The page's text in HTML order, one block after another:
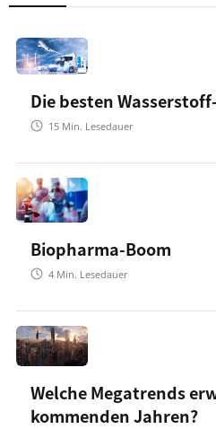
Die besten
15 Min. Lesedauer
Biopharma-Boom
4 Min. Lesedauer
Welche Megatrends
kommenden Jahren?